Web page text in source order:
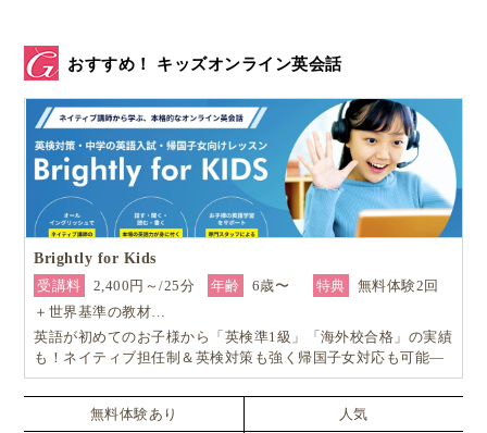
おすすめ！ キッズオンライン英会話
Brightly for Kids
受講料
2,400円～/25分 年齢 6歳〜 特典
無料体験2回
＋世界基準の教材…
英語が初めてのお子様から「英検準1級」「海外校合格」の実績
も！ネイティブ担任制＆英検対策も強く帰国子女対応も可能―
小学生からの4技能本格英会話『Brightly for Kids｜ブライトリ
ー』
無料体験あり
人気